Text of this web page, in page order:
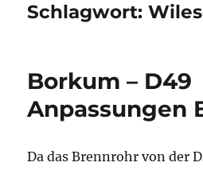
Schlagwort:
Borkum – D49
Anpassungen
Da das Brennrohr von der